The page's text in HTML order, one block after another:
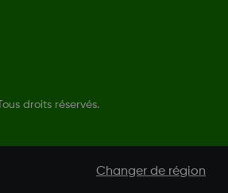
droits réservés.
Changer de région